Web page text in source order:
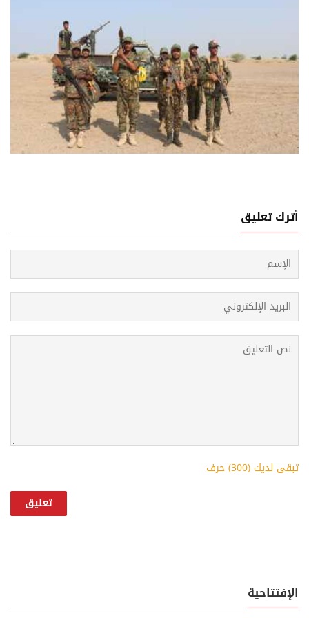
10 اغسطس, 2026
الحكومي على تصعيد الحوثيين... ضربات ردع وناطق عسكري
أترك تعليق
تبقى لديك (300) حرف
الإفتتاحية